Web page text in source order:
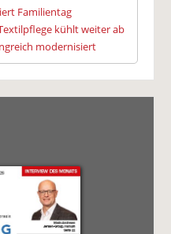
Familientag
kühlt weiter ab
modernisiert